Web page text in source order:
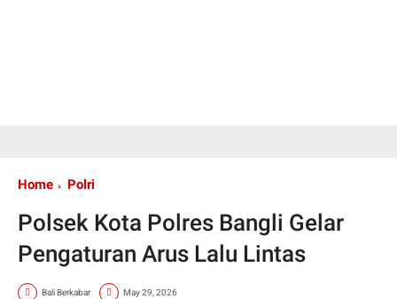
Home Polri
Polsek Kota Polres Bangli Gelar
Pengaturan Arus Lalu Lintas
Bali Berkabar May 29, 2026